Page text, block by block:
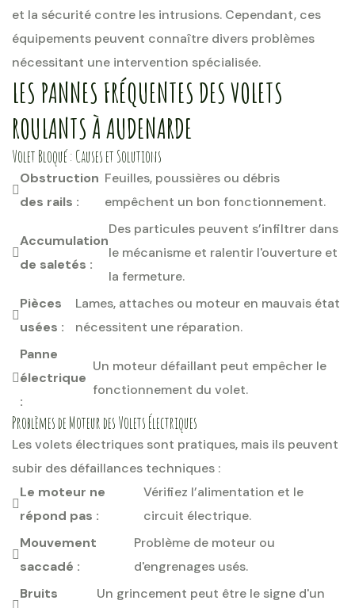
et la sécurité contre les intrusions. Cependant, ces
équipements peuvent connaître divers problèmes
nécessitant une intervention spécialisée.
LES PANNES FRÉQUENTES DES VOLETS
ROULANTS À AUDENARDE
Volet Bloqué : Causes et Solutions
Obstruction
des rails :
Feuilles, poussières ou débris
empêchent un bon fonctionnement.
Accumulation
de saletés :
Des particules peuvent s’infiltrer dans
le mécanisme et ralentir l'ouverture et
la fermeture.
Pièces
usées :
Lames, attaches ou moteur en mauvais état
nécessitent une réparation.
Panne
électrique
:
Un moteur défaillant peut empêcher le
fonctionnement du volet.
Problèmes de Moteur des Volets Électriques
Les volets électriques sont pratiques, mais ils peuvent
subir des défaillances techniques :
Le moteur ne
répond pas :
Vérifiez l’alimentation et le
circuit électrique.
Mouvement
saccadé :
Problème de moteur ou
d'engrenages usés.
Bruits
Un grincement peut être le signe d'un